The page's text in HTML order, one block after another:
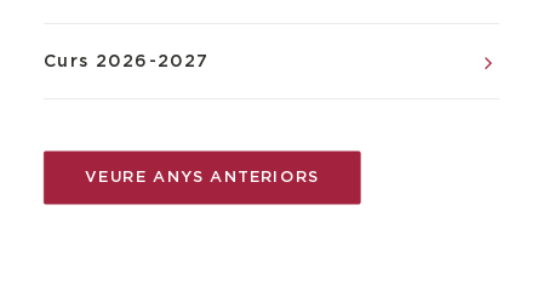
Curs 2026-2027
VEURE ANYS ANTERIORS